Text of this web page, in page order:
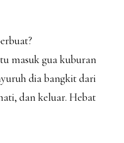
masuk gua kuburan
dia bangkit dari
dan keluar. Hebat